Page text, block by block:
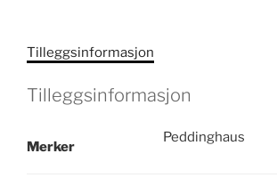
Tilleggsinformasjon
Tilleggsinformasjon
Merker
Peddinghaus